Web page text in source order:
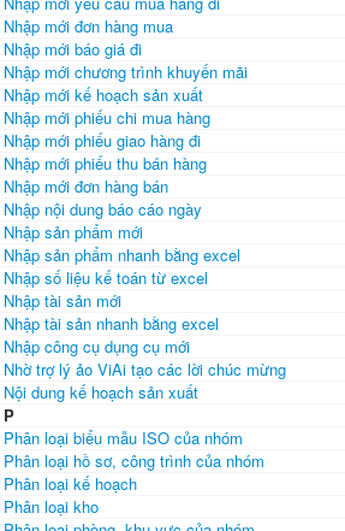
Nhập mới đơn hàng mua
Nhập mới báo giá đi
Nhập mới chương trình khuyến mãi
Nhập mới kế hoạch sản xuất
Nhập mới phiếu chi mua hàng
Nhập mới phiếu giao hàng đi
Nhập mới phiếu thu bán hàng
Nhập mới đơn hàng bán
Nhập nội dung báo cáo ngày
Nhập sản phẩm mới
Nhập sản phẩm nhanh bằng excel
Nhập số liệu kế toán từ excel
Nhập tài sản mới
Nhập tài sản nhanh bằng excel
Nhập công cụ dụng cụ mới
Nhờ trợ lý ảo ViAi tạo các lời chúc mừng
Nội dung kế hoạch sản xuất
P
Phân loại biểu mẫu ISO của nhóm
Phân loại hồ sơ, công trình của nhóm
Phân loại kế hoạch
Phân loại kho